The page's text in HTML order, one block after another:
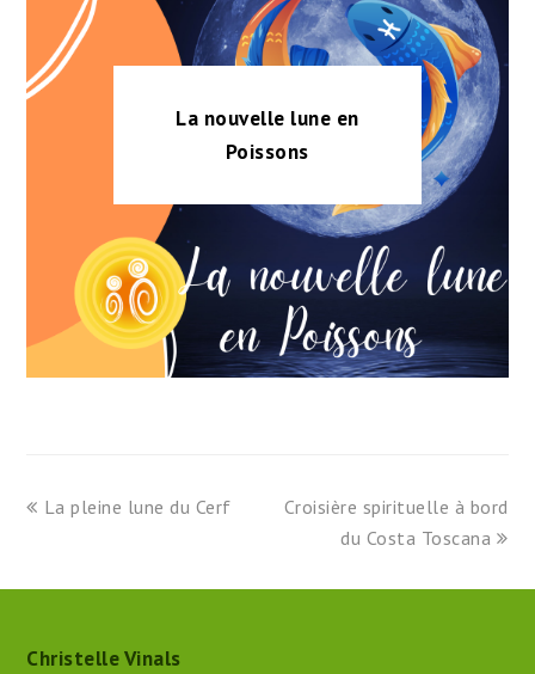
La nouvelle lune en
Poissons
previous
La pleine lune du Cerf
next
Croisière spirituelle à bord
du Costa Toscana
Christelle Vinals